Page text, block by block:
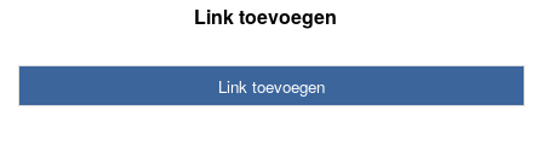
Link toevoegen
Link toevoegen